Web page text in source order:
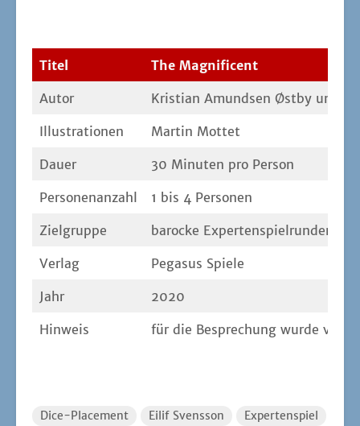
Titel The Magni­fi­cent
Autor Kris­ti­an Amund­sen Øst­by und
Illus­tra­tio­nen Mar­tin Mottet
Dau­er 30 Minu­ten pro Person
Per­so­nen­an­zahl 1 bis 4 Personen
Ziel­grup­pe baro­cke Expertenspielrunden
Ver­lag Pega­sus Spiele
Jahr 2020
Hin­weis für die Bespre­chung wur­de vom
Dice-Placement Eilif Svensson
Expertenspiel